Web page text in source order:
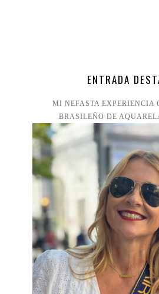
ENTRADA
MI NEFASTA EXPERIENCIA
BRASILEÑO DE